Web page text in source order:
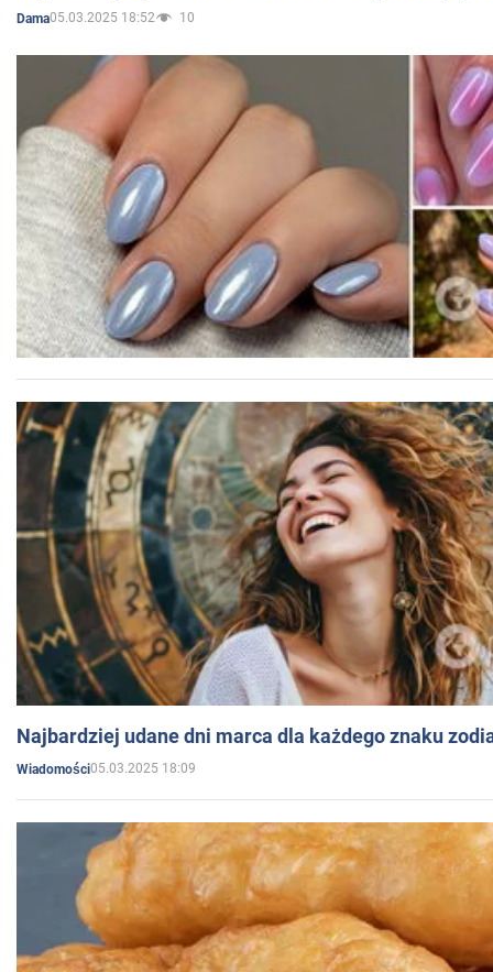
Dama05.03.2025 18:52 10
Najbardziej udane dni marca dla każdego znaku
Wiadomości05.03.2025 18:09